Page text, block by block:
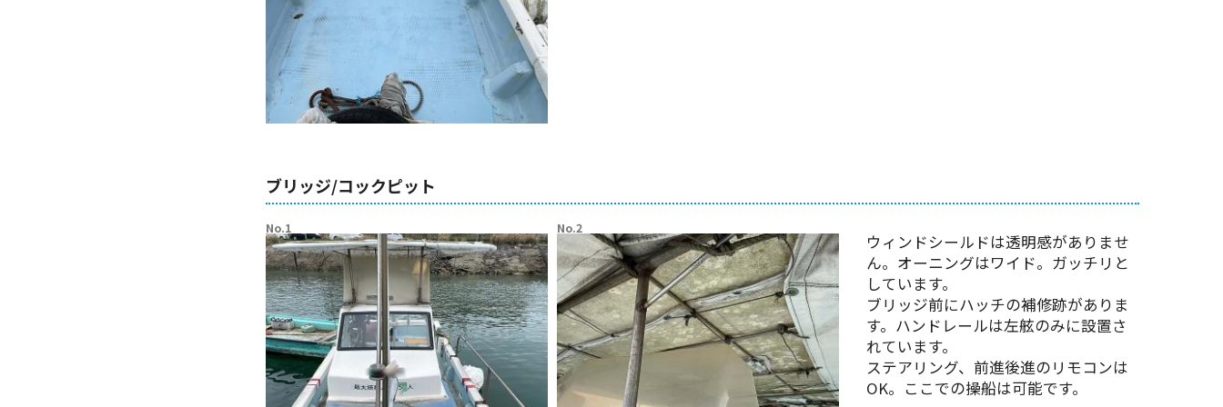
ブリッジ/コックピット
No.1 No.2
ウィンドシールドは透明感がありませ
ん。オーニングはワイド。ガッチリと
しています。
ブリッジ前にハッチの補修跡がありま
す。ハンドレールは左舷のみに設置さ
れています。
ステアリング、前進後進のリモコンは
OK。ここでの操船は可能です。